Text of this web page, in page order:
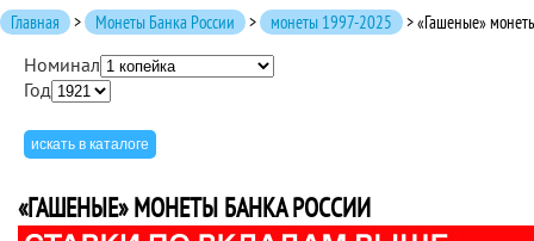
Главная > Монеты Банка России > монеты 1997-2025 > «Гашеные»
Номинал
Год
«ГАШЕНЫЕ» МОНЕТЫ БАНКА РОССИИ